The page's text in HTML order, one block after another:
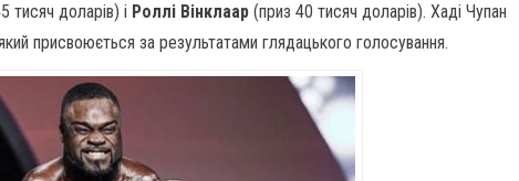
тисяч доларів) і Роллі Вінклаар (приз 40 тисяч доларів). Хаді Чупан
присвоюється за результатами глядацького голосування.